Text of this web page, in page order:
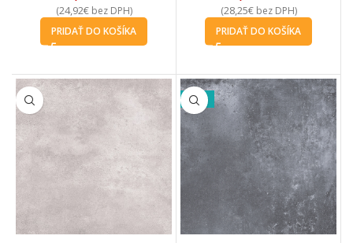
(24,92€bez DPH)
PRIDAŤ DO KOŠÍKA
(28,25€bez DPH)
PRIDAŤ DO KOŠÍKA
-12%